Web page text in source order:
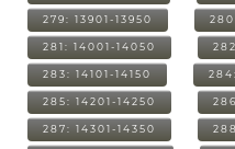
279: 13901-13950
281: 14001-14050
283: 14101-14150
285: 14201-14250
287: 14301-14350